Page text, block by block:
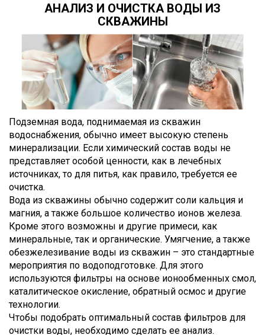
АНАЛИЗ И ОЧИСТКА ВОДЫ ИЗ
СКВАЖИНЫ
Подземная вода, поднимаемая из скважин
водоснабжения, обычно имеет высокую степень
минерализации. Если химический состав воды не
представляет особой ценности, как в лечебных
источниках, то для питья, как правило, требуется ее
очистка.
Вода из скважины обычно содержит соли кальция и
магния, а также большое количество ионов железа.
Кроме этого возможны и другие примеси, как
минеральные, так и органические. Умягчение, а также
обезжелезивание воды из скважин – это стандартные
мероприятия по водоподготовке. Для этого
используются фильтры на основе ионообменных смол,
каталитическое окисление, обратный осмос и другие
технологии.
Чтобы подобрать оптимальный состав фильтров для
очистки воды, необходимо сделать ее анализ.